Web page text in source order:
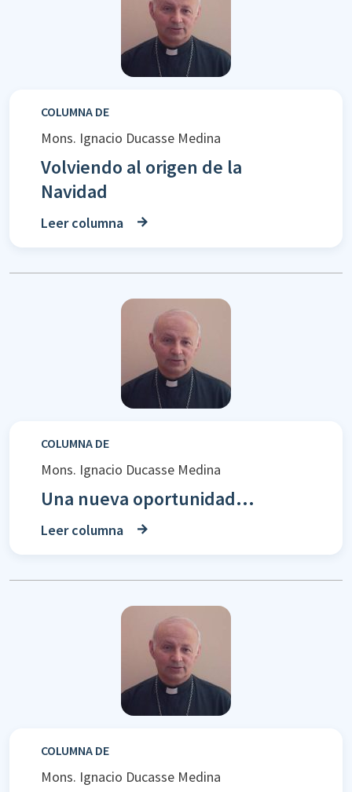
COLUMNA DE
Mons. Ignacio Ducasse Medina
Volviendo al origen de la
Navidad
Leer columna
COLUMNA DE
Mons. Ignacio Ducasse Medina
Una nueva oportunidad...
Leer columna
COLUMNA DE
Mons. Ignacio Ducasse Medina